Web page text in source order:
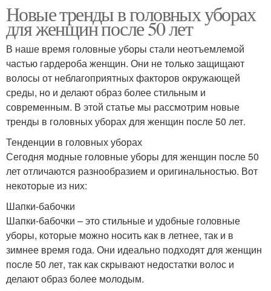
Новые тренды в головных уборах
для женщин после 50 лет
В наше время головные уборы стали неотъемлемой
частью гардероба женщин. Они не только защищают
волосы от неблагоприятных факторов окружающей
среды, но и делают образ более стильным и
современным. В этой статье мы рассмотрим новые
тренды в головных уборах для женщин после 50 лет.
Тенденции в головных уборах
Сегодня модные головные уборы для женщин после 50
лет отличаются разнообразием и оригинальностью. Вот
некоторые из них:
Шапки-бабочки
Шапки-бабочки – это стильные и удобные головные
уборы, которые можно носить как в летнее, так и в
зимнее время года. Они идеально подходят для женщин
после 50 лет, так как скрывают недостатки волос и
делают образ более молодым.